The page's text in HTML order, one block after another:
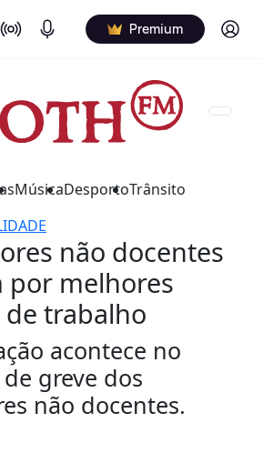
On Air Podcasts Premium Log in
MúsicaDesportoTrânsito
não docentes
por melhores
trabalho
acontece no
greve dos
não docentes.